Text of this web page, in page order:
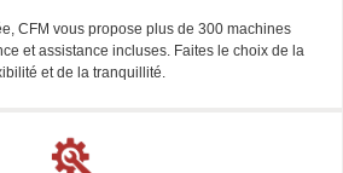
CFM vous propose plus de 300 machines
et assistance incluses. Faites le choix de la
et de la tranquillité.